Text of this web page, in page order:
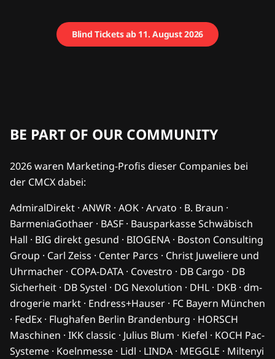
Blind Tickets ab 11. August 2026
BE PART OF OUR COMMUNITY
2026 waren Marketing-Profis dieser Companies bei
der CMCX dabei:
AdmiralDirekt · ANWR · AOK · Arvato · B. Braun ·
BarmeniaGothaer · BASF · Bausparkasse Schwäbisch
Hall · BIG direkt gesund · BIOGENA · Boston Consulting
Group · Carl Zeiss · Center Parcs · Christ Juweliere und
Uhrmacher · COPA-DATA · Covestro · DB Cargo · DB
Sicherheit · DB Systel · DG Nexolution · DHL · DKB · dm-
drogerie markt · Endress+Hauser · FC Bayern München
· FedEx · Flughafen Berlin Brandenburg · HORSCH
Maschinen · IKK classic · Julius Blum · Kiefel · KOCH Pac-
Systeme · Koelnmesse · Lidl · LINDA · MEGGLE · Miltenyi